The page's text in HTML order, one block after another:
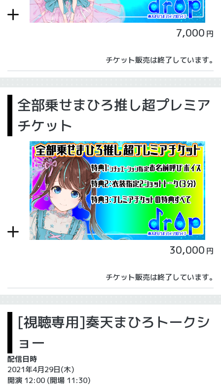
7,000 円
チケット販売は終了しています。
全部乗せまひろ推し超プレミア
チケット
30,000 円
チケット販売は終了しています。
[視聴専用]奏天まひろトークシ
ョー
配信日時
2021年4月29日(木)
開演 12:00 (開場 11:30)